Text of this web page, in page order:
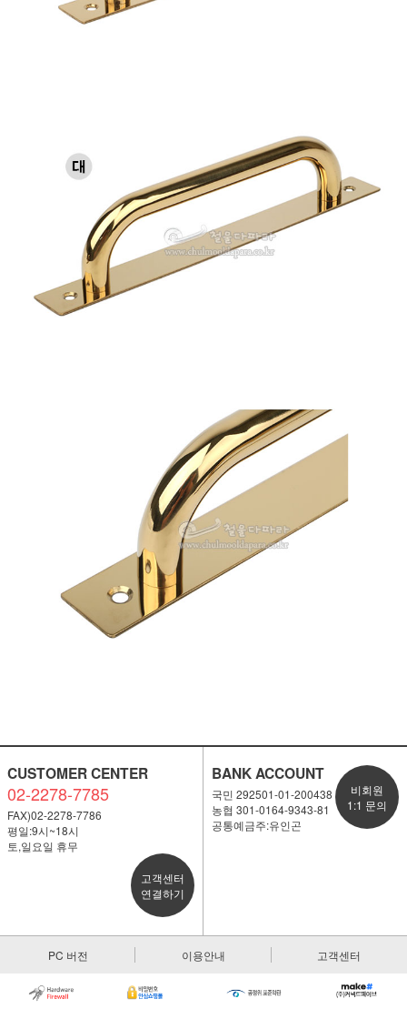
CUSTOMER CENTER
02-2278-7785
FAX)02-2278-7786
평일:9시~18시
토,일요일 휴무
고객센터
연결하기
BANK ACCOUNT
국민 292501-01-200438
농협 301-0164-9343-81
공통예금주:유인곤
비회원
1:1 문의
PC 버전 이용안내 고객센터